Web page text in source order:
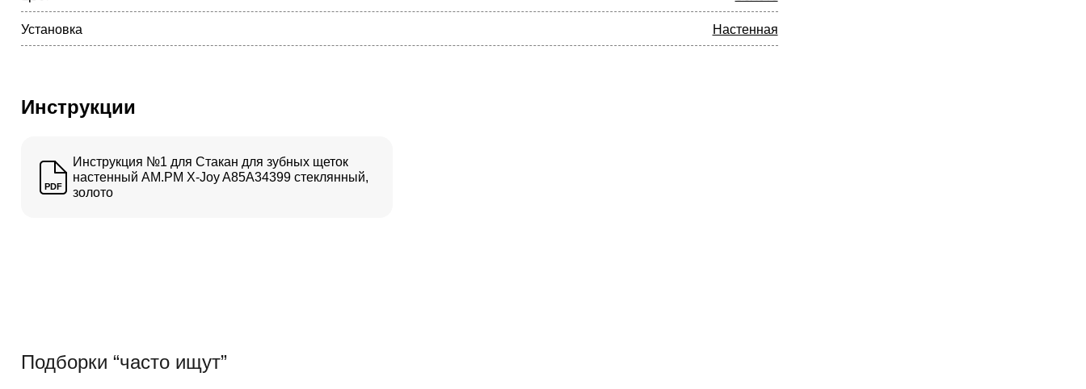
Установка Настенная
Инструкции
PDF
Инструкция №1 для Стакан для зубных щеток
настенный AM.PM X-Joy A85A34399 стеклянный,
золото
Подборки “часто ищут”